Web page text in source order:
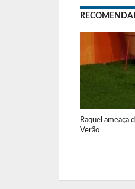
Raquel ameaça
Verão